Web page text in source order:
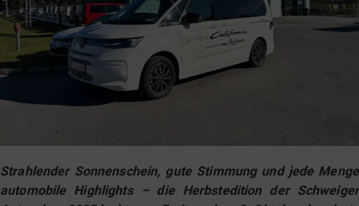
Strahlender Sonnenschein, gute Stimmung und jede Menge
automobile Highlights – die Herbstedition der Schweiger